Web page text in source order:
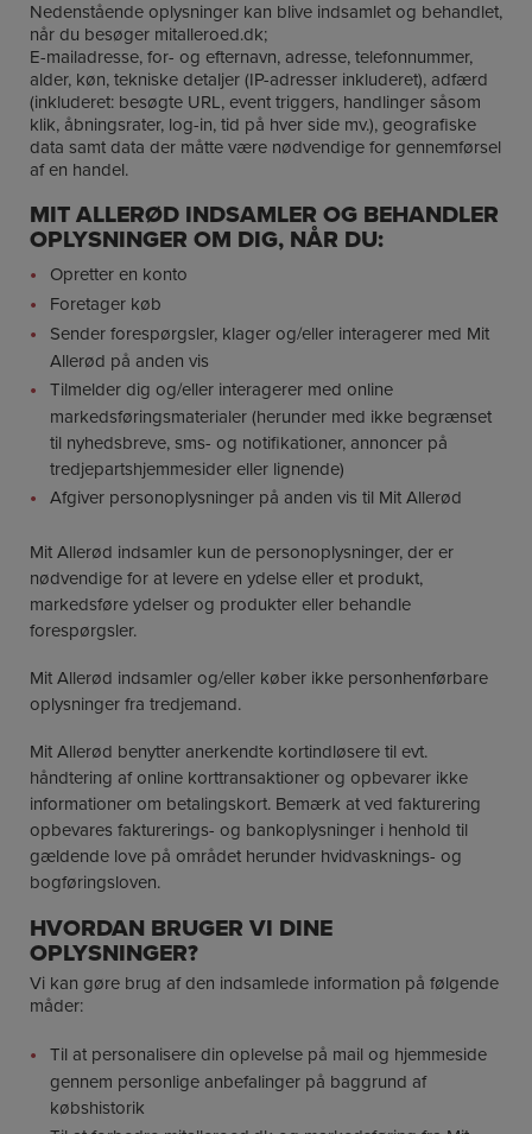
Nedenstående oplysninger kan blive indsamlet og behandlet,
når du besøger mitalleroed.dk;
E-mailadresse, for- og efternavn, adresse, telefonnummer,
alder, køn, tekniske detaljer (IP-adresser inkluderet), adfærd
(inkluderet: besøgte URL, event triggers, handlinger såsom
klik, åbningsrater, log-in, tid på hver side mv.), geografiske
data samt data der måtte være nødvendige for gennemførsel
af en handel.
MIT ALLERØD INDSAMLER OG BEHANDLER
OPLYSNINGER OM DIG, NÅR DU:
Opretter en konto
Foretager køb
Sender forespørgsler, klager og/eller interagerer med Mit
Allerød på anden vis
Tilmelder dig og/eller interagerer med online
markedsføringsmaterialer (herunder med ikke begrænset
til nyhedsbreve, sms- og notifikationer, annoncer på
tredjepartshjemmesider eller lignende)
Afgiver personoplysninger på anden vis til Mit Allerød
Mit Allerød indsamler kun de personoplysninger, der er
nødvendige for at levere en ydelse eller et produkt,
markedsføre ydelser og produkter eller behandle
forespørgsler.
Mit Allerød indsamler og/eller køber ikke personhenførbare
oplysninger fra tredjemand.
Mit Allerød benytter anerkendte kortindløsere til evt.
håndtering af online korttransaktioner og opbevarer ikke
informationer om betalingskort. Bemærk at ved fakturering
opbevares fakturerings- og bankoplysninger i henhold til
gældende love på området herunder hvidvasknings- og
bogføringsloven.
HVORDAN BRUGER VI DINE
OPLYSNINGER?
Vi kan gøre brug af den indsamlede information på følgende
måder:
Til at personalisere din oplevelse på mail og hjemmeside
gennem personlige anbefalinger på baggrund af
købshistorik